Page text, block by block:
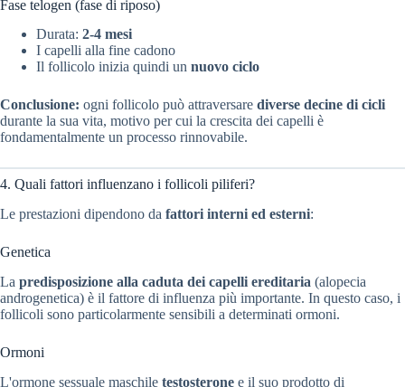
Fase telogen (fase di riposo)
Durata: 2-4 mesi
I capelli alla fine cadono
Il follicolo inizia quindi un nuovo ciclo
Conclusione: ogni follicolo può attraversare diverse decine di cicli
durante la sua vita, motivo per cui la crescita dei capelli è
fondamentalmente un processo rinnovabile.
4. Quali fattori influenzano i follicoli piliferi?
Le prestazioni dipendono da fattori interni ed esterni:
Genetica
La predisposizione alla caduta dei capelli ereditaria (alopecia
androgenetica) è il fattore di influenza più importante. In questo caso, i
follicoli sono particolarmente sensibili a determinati ormoni.
Ormoni
L'ormone sessuale maschile testosterone e il suo prodotto di